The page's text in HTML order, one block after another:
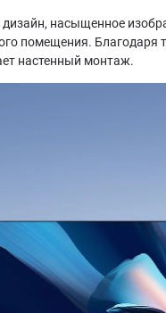
насыщенное
помещения. Благодаря
настенный монтаж.